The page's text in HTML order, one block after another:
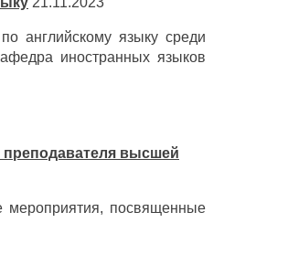
английскому языку среди
иностранных языков
высшей
посвященные